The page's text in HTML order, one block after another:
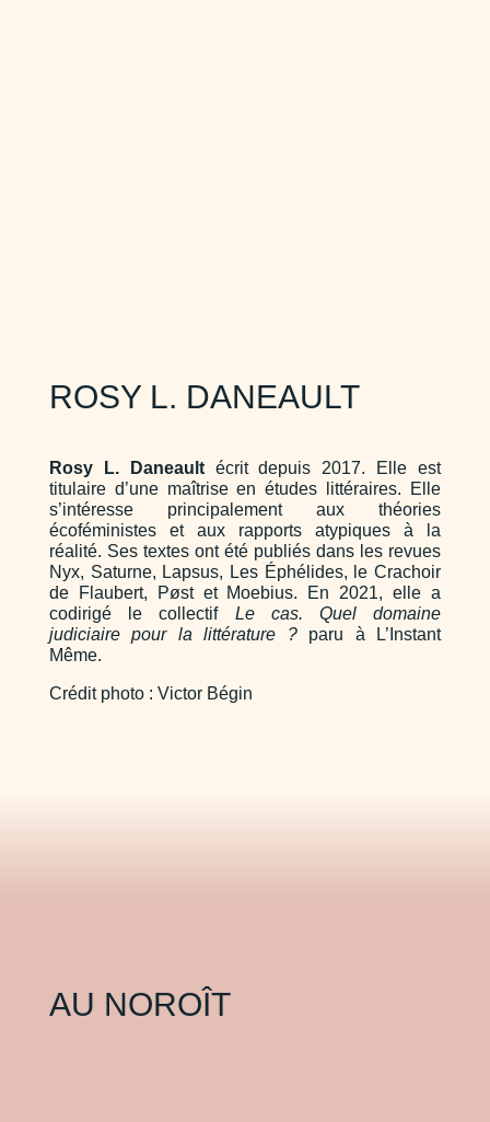
ROSY L. DANEAULT
Rosy L. Daneaultécrit depuis 2017. Elle est
titulaire d’une maîtrise en études littéraires. Elle
s’intéresse principalement aux théories
écoféministes et aux rapports atypiques à la
réalité. Ses textes ont été publiés dans les revues
Nyx, Saturne, Lapsus, Les Éphélides, le Crachoir
de Flaubert, Pøst et Moebius. En 2021, elle a
codirigé le collectif Le cas. Quel domaine
judiciaire pour la littérature ?paru à L’Instant
Même.
Crédit photo : Victor Bégin
AU NOROÎT